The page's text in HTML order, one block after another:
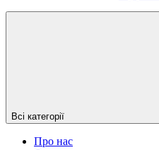
Всі категорії
Про нас